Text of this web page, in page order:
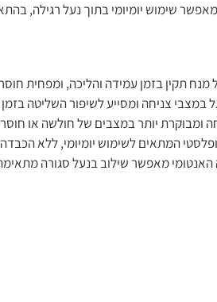
שימוש יומיומי בתוך נעל רגילה,
תקין בזמן עמידה והליכה, ומפחית
במצבי צניחה ומסייע לשיפור השליטה
ומבוקרת יותר במצבים של חולשה או
המתאים לשימוש יומיומי, ללא
מאפשר שילוב בנעל סגורה מתאימה